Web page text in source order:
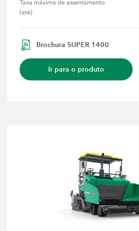
Taxa máxima de assentamento
(até)
Brochura SUPER 1400
Ir para o produto